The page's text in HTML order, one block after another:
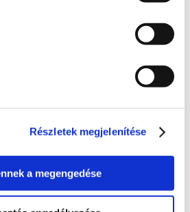
Részletek megjelenítése
a megengedése
590 Ft